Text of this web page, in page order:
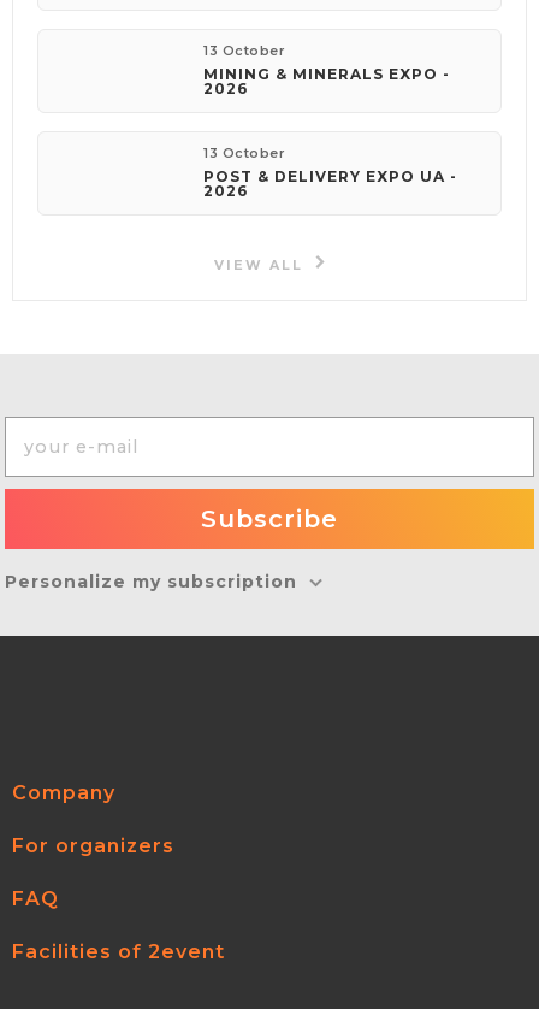
13 October
MINING & MINERALS EXPO -
2026
13 October
POST & DELIVERY EXPO UA -
2026
VIEW ALL
Personalize my subscription
Company
For organizers
FAQ
Facilities of 2event